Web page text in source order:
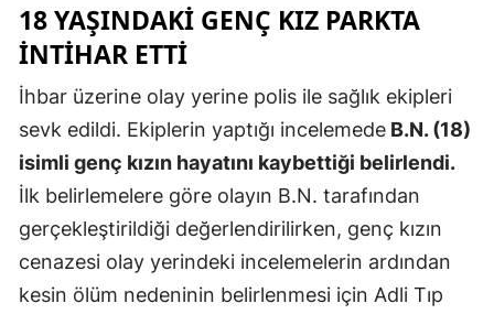
Giresun
Hakkari
Hatay
Mersin
İstanbul
18 YAŞINDAKI GENÇ KIZ PARKTA
INTIHAR ETTI
İhbar üzerine olay yerine polis ile sağlık ekipleri
sevk edildi. Ekiplerin yaptığı incelemede B.N. (18)
isimli genç kızın hayatını kaybettiği belirlendi.
İlk belirlemelere göre olayın B.N. tarafından
gerçekleştirildiği değerlendirilirken, genç kızın
cenazesi olay yerindeki incelemelerin ardından
kesin ölüm nedeninin belirlenmesi için Adli Tıp